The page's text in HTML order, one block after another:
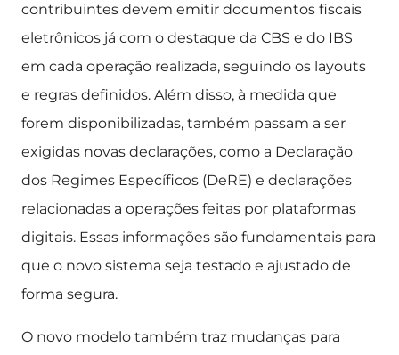
contribuintes devem emitir documentos fiscais
eletrônicos já com o destaque da CBS e do IBS
em cada operação realizada, seguindo os layouts
e regras definidos. Além disso, à medida que
forem disponibilizadas, também passam a ser
exigidas novas declarações, como a Declaração
dos Regimes Específicos (DeRE) e declarações
relacionadas a operações feitas por plataformas
digitais. Essas informações são fundamentais para
que o novo sistema seja testado e ajustado de
forma segura.
O novo modelo também traz mudanças para